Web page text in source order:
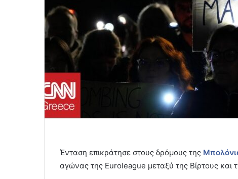
Ένταση επικράτησε στους δρόμους της
αγώνας της Euroleague μεταξύ της Βίρτους και